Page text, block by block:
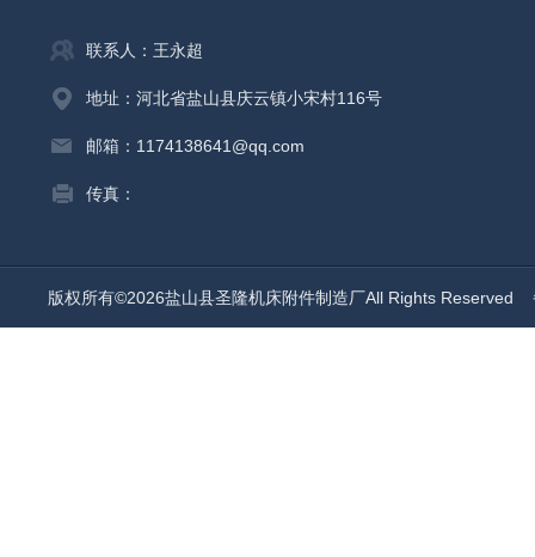
联系人：王永超
地址：河北省盐山县庆云镇小宋村116号
邮箱：1174138641@qq.com
传真：
版权所有©2026盐山县圣隆机床附件制造厂All Rights Reserved